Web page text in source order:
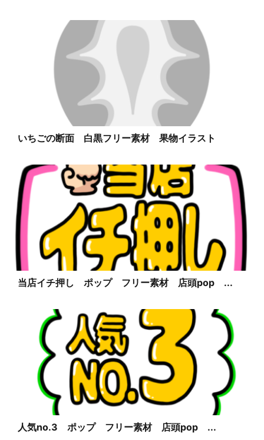
いちごの断面 白黒フリー素材 果物イラスト
当店イチ押し ポップ フリー素材 店頭pop ...
人気no.3 ポップ フリー素材 店頭pop ...